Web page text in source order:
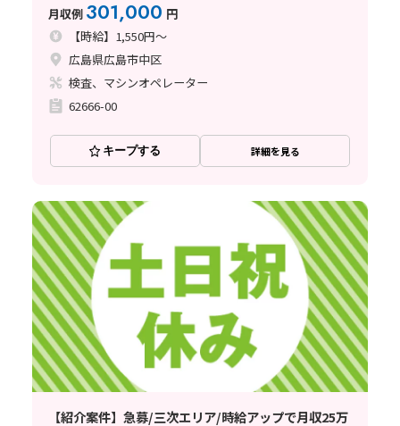
月収例 301,000 円
【時給】1,550円～
広島県広島市中区
検査、マシンオペレーター
62666-00
キープする 詳細を見る
【紹介案件】急募/三次エリア/時給アップで月収25万